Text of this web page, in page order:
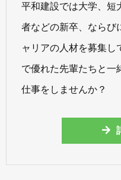
平和建設では大学、短
者などの新卒、ならび
ャリアの人材を募集し
で優れた先輩たちと一
仕事をしませんか？